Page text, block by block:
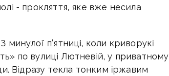
- прокляття, яке вже несила
п’ятниці, коли криворукі
по вулиці Лютневій, у приватному
Відразу текла тонким іржавим